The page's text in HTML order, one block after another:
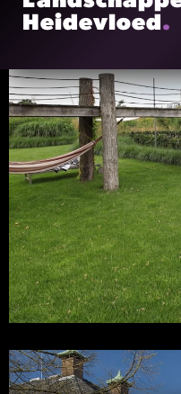
Heidevloed.